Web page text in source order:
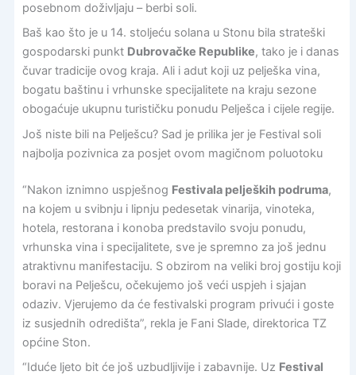
posebnom doživljaju – berbi soli.
Baš kao što je u 14. stoljeću solana u Stonu bila strateški
gospodarski punkt Dubrovačke Republike, tako je i danas
čuvar tradicije ovog kraja. Ali i adut koji uz pelješka vina,
bogatu baštinu i vrhunske specijalitete na kraju sezone
obogaćuje ukupnu turističku ponudu Pelješca i cijele regije.
Još niste bili na Pelješcu? Sad je prilika jer je Festival soli
najbolja pozivnica za posjet ovom magičnom poluotoku
“Nakon iznimno uspješnog Festivala peljeških podruma,
na kojem u svibnju i lipnju pedesetak vinarija, vinoteka,
hotela, restorana i konoba predstavilo svoju ponudu,
vrhunska vina i specijalitete, sve je spremno za još jednu
atraktivnu manifestaciju. S obzirom na veliki broj gostiju koji
boravi na Pelješcu, očekujemo još veći uspjeh i sjajan
odaziv. Vjerujemo da će festivalski program privući i goste
iz susjednih odredišta”, rekla je Fani Slade, direktorica TZ
općine Ston.
“Iduće ljeto bit će još uzbudljivije i zabavnije. Uz Festival